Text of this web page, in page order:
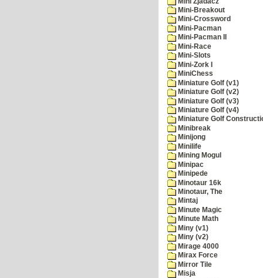
Mini-Breakout
Mini-Crossword
Mini-Pacman
Mini-Pacman II
Mini-Race
Mini-Slots
Mini-Zork I
MiniChess
Miniature Golf (v1)
Miniature Golf (v2)
Miniature Golf (v3)
Miniature Golf (v4)
Miniature Golf
Minibreak
Minijong
Minilife
Mining Mogul
Minipac
Minipede
Minotaur 16k
Minotaur, The
Mintaj
Minute Magic
Minute Math
Miny (v1)
Miny (v2)
Mirage 4000
Mirax Force
Mirror Tile
Misja